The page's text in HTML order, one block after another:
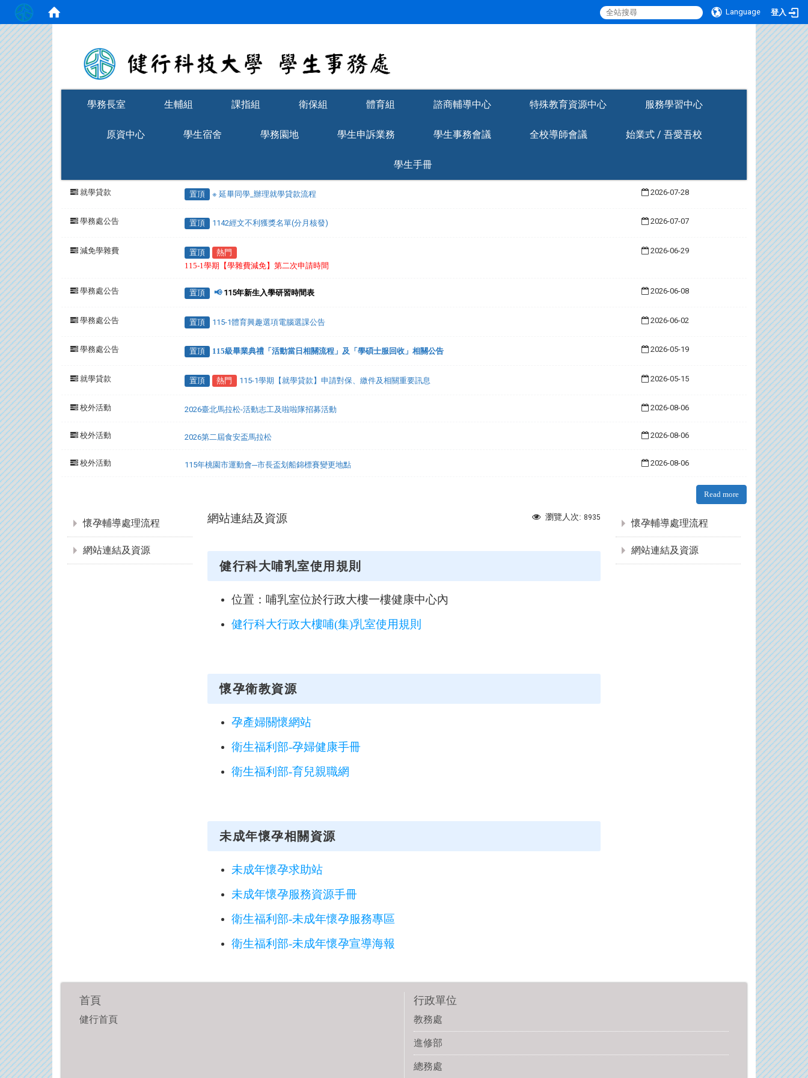
Language 登入
學務長室 生輔組 課指組 衛保組 體育組 諮商輔導中心 特殊教育資源中心 服務學習中心
原資中心 學生宿舍 學務園地 學生申訴業務 學生事務會議 全校導師會議 始業式 / 吾愛吾校
學生手冊
就學貸款 置頂 ※ 延畢同學_辦理就學貸款流程 2026-07-28
學務處公告 置頂 1142經文不利獲獎名單(分月核發) 2026-07-07
減免學雜費 置頂
熱門
115-1學期【學雜費減免】第二次申請時間
2026-06-29
學務處公告 置頂 📢115年新生入學研習時間表 2026-06-08
學務處公告 置頂 115-1體育興趣選項電腦選課公告 2026-06-02
學務處公告 置頂 115級畢業典禮「活動當日相關流程」及「學碩士服回收」相關公告 2026-05-19
就學貸款 置頂 熱門 115-1學期【就學貸款】申請對保、繳件及相關重要訊息 2026-05-15
校外活動 2026臺北馬拉松-活動志工及啦啦隊招募活動 2026-08-06
校外活動 2026第二屆食安盃馬拉松 2026-08-06
校外活動 115年桃園市運動會─市長盃划船錦標賽變更地點 2026-08-06
Read more
懷孕輔導處理流程
網站連結及資源
瀏覽人次: 8935
網站連結及資源
健行科大哺乳室使用規則
位置： 哺乳室位於行政大樓一樓健康中心內
健行科大行政大樓哺(集)乳室使用規則
懷孕衛教資源
孕產婦關懷網站
衛生福利部-孕婦健康手冊
衛生福利部-育兒親職網
未成年懷孕相關資源
未成年懷孕求助站
未成年懷孕服務資源手冊
衛生福利部-未成年懷孕服務專區
衛生福利部-未成年懷孕宣導海報
懷孕輔導處理流程
網站連結及資源
首頁
健行首頁
行政單位
教務處
進修部
總務處